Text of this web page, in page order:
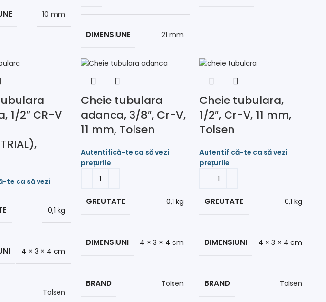
10 mm
DIMENSIUNE 21 mm
1/2″ CR-V
0,1 kg
4 × 3 × 4 cm
Tolsen
Cheie tubulara
adanca, 3/8″, Cr-V,
11 mm, Tolsen
GREUTATE 0,1 kg
DIMENSIUNI 4 × 3 × 4 cm
BRAND Tolsen
Cheie tubulara,
1/2″, Cr-V, 11 mm,
Tolsen
GREUTATE 0,1 kg
DIMENSIUNI 4 × 3 × 4 cm
BRAND Tolsen